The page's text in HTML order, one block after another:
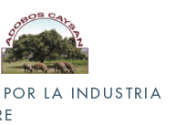
LA INDUSTRIA